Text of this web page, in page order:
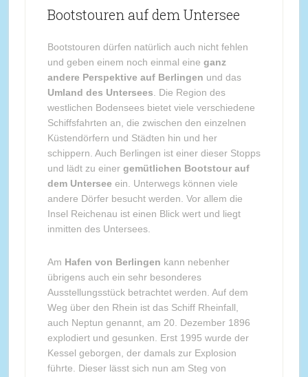
Bootstouren auf dem Untersee
Bootstouren dürfen natürlich auch nicht fehlen
und geben einem noch einmal eine ganz
andere Perspektive auf Berlingen und das
Umland des Untersees . Die Region des
westlichen Bodensees bietet viele verschiedene
Schiffsfahrten an, die zwischen den einzelnen
Küstendörfern und Städten hin und her
schippern. Auch Berlingen ist einer dieser Stopps
und lädt zu einer gemütlichen Bootstour auf
dem Untersee ein. Unterwegs können viele
andere Dörfer besucht werden. Vor allem die
Insel Reichenau ist einen Blick wert und liegt
inmitten des Untersees.
Am Hafen von Berlingen kann nebenher
übrigens auch ein sehr besonderes
Ausstellungsstück betrachtet werden. Auf dem
Weg über den Rhein ist das Schiff Rheinfall,
auch Neptun genannt, am 20. Dezember 1896
explodiert und gesunken. Erst 1995 wurde der
Kessel geborgen, der damals zur Explosion
führte. Dieser lässt sich nun am Steg von